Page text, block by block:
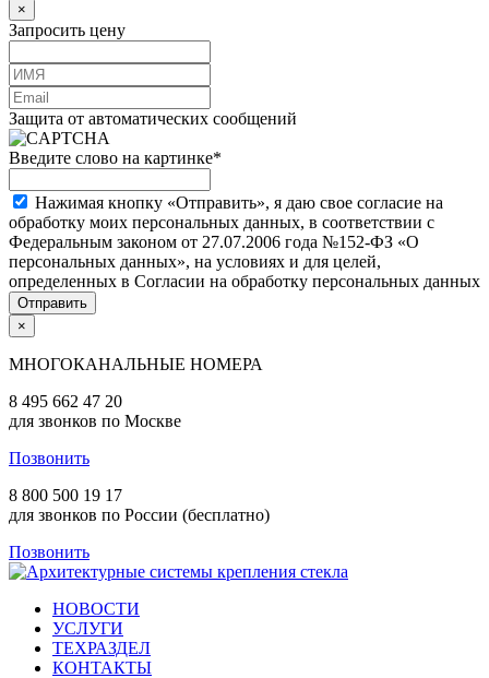
×
Запросить цену
Защита от автоматических сообщений
Введите слово на картинке*
Нажимая кнопку «Отправить», я даю свое согласие на
обработку моих персональных данных, в соответствии с
Федеральным законом от 27.07.2006 года №152-ФЗ «О
персональных данных», на условиях и для целей,
определенных в Согласии на обработку персональных данных
×
МНОГОКАНАЛЬНЫЕ НОМЕРА
8 495 662 47 20
для звонков по Москве
Позвонить
8 800 500 19 17
для звонков по России (бесплатно)
Позвонить
НОВОСТИ
УСЛУГИ
ТЕХРАЗДЕЛ
КОНТАКТЫ